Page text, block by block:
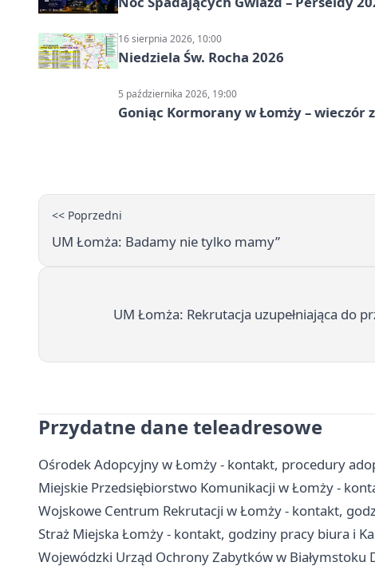
16 sierpnia 2026, 10:00
Niedziela Św. Rocha 2026
5 października 2026, 19:00
Goniąc Kormorany w Łomży –
<< Poprzedni
UM Łomża: Badamy nie tylko mamy”
UM Łomża: Rekrutacja uzupełniająca do
Przydatne dane teleadresowe
Ośrodek Adopcyjny w Łomży - kontakt, procedury
Miejskie Przedsiębiorstwo Komunikacji w Łomży -
Wojskowe Centrum Rekrutacji w Łomży - kontakt,
Straż Miejska Łomży - kontakt, godziny pracy biura i
Wojewódzki Urząd Ochrony Zabytków w